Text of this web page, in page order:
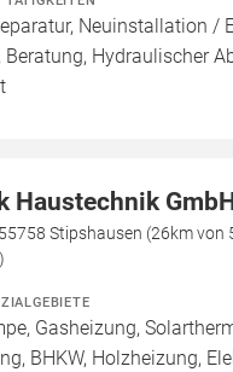
Neuinstallation /
Hydraulischer
Haustechnik
Stipshausen (26km von
Gasheizung,
BHKW, Holzheizung,